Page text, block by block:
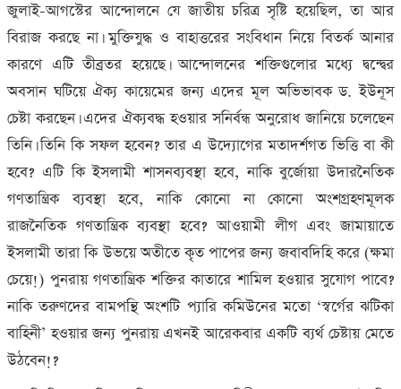
জুলাই-আগস্টের আন্দোলনে যে জাতীয় চরিত্র সৃষ্টি হয়েছিল, তা আর
বিরাজ করছে না। মুক্তিযুদ্ধ ও বাহাত্তরের সংবিধান নিয়ে বিতর্ক আনার
কারণে এটি তীব্রতর হয়েছে। আন্দোলনের শক্তিগুলোর মধ্যে দ্বন্দ্বের
অবসান ঘটিয়ে ঐক্য কায়েমের জন্য এদের মূল অভিভাবক ড. ইউনূস
চেষ্টা করছেন। এদের ঐক্যবদ্ধ হওয়ার সনির্বন্ধ অনুরোধ জানিয়ে চলেছেন
তিনি। তিনি কি সফল হবেন? তার এ উদ্যোগের মতাদর্শগত ভিত্তি বা কী
হবে? এটি কি ইসলামী শাসনব্যবস্থা হবে, নাকি বুর্জোয়া উদারনৈতিক
গণতান্ত্রিক ব্যবস্থা হবে, নাকি কোনো না কোনো অংশগ্রহণমূলক
রাজনৈতিক গণতান্ত্রিক ব্যবস্থা হবে? আওয়ামী লীগ এবং জামায়াতে
ইসলামী তারা কি উভয়ে অতীতে কৃত পাপের জন্য জবাবদিহি করে (ক্ষমা
চেয়ে!) পুনরায় গণতান্ত্রিক শক্তির কাতারে শামিল হওয়ার সুযোগ পাবে?
নাকি তরুণদের বামপন্থি অংশটি প্যারি কমিউনের মতো ‘স্বর্গের ঝটিকা
বাহিনী’ হওয়ার জন্য পুনরায় এখনই আরেকবার একটি ব্যর্থ চেষ্টায় মেতে
উঠবেন!?